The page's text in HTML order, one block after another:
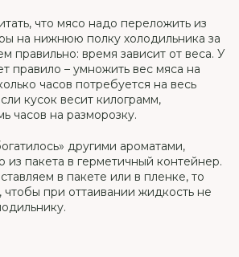
что мясо надо переложить из
на нижнюю полку холодильника за
правильно: время зависит от веса. У
правило – умножить вес мяса на
часов потребуется на весь
кусок весит килограмм,
часов на разморозку.
другими ароматами,
из пакета в герметичный контейнер.
в пакете или в пленке, то
чтобы при оттаивании жидкость не